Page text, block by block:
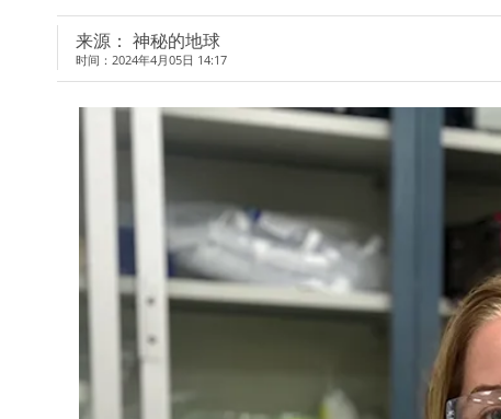
来源： 神秘的地球
时间：2024年4月05日 14:17